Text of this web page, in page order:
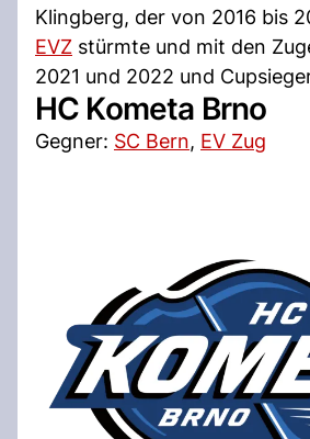
Klingberg, der von 2016 bis
EVZ stürmte und mit den
2021 und 2022 und
HC Kometa Brno
Gegner: SC Bern, EV Zug